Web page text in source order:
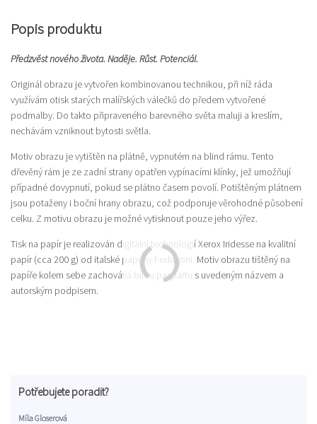
Popis produktu
Předzvěst nového života. Naděje. Růst. Potenciál.
Originál obrazu je vytvořen kombinovanou technikou, při níž ráda
využívám otisk starých malířských válečků do předem vytvořené
podmalby. Do takto připraveného barevného světa maluji a kreslím,
nechávám vzniknout bytosti světla.
Motiv obrazu je vytištěn na plátně, vypnutém na blind rámu. Tento
dřevěný rám je ze zadní strany opatřen vypínacími klínky, jež umožňují
případné dovypnutí, pokud se plátno časem povolí. Potištěným plátnem
jsou potaženy i boční hrany obrazu, což podporuje věrohodné působení
celku. Z motivu obrazu je možné vytisknout pouze jeho výřez.
Tisk na papír je realizován digitální technologií Xerox Iridesse na kvalitní
papír (cca 200 g) od italské papírny Fedrigoni. Motiv obrazu tištěný na
papíře kolem sebe zachovává bílou paspartu s uvedeným názvem a
autorským podpisem.
Potřebujete poradit?
Míla Gloserová